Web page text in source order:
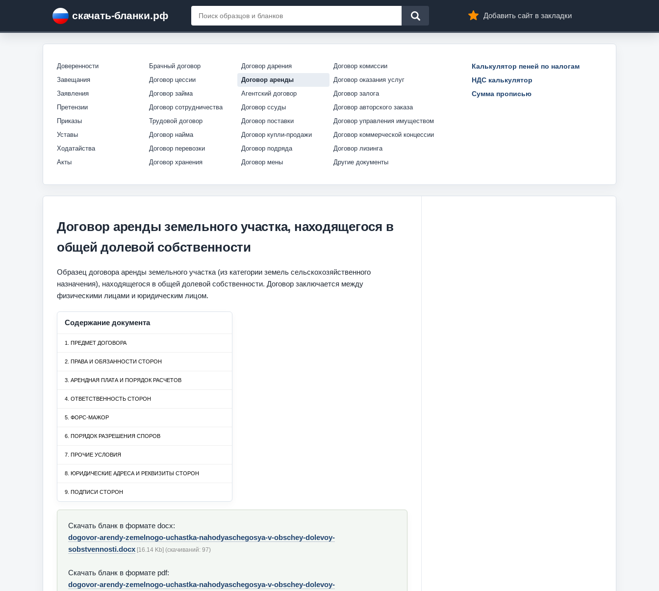
скачать-бланки.рф Добавить сайт в закладки
Доверенности
Завещания
Заявления
Претензии
Приказы
Уставы
Ходатайства
Акты
Брачный договор
Договор цессии
Договор займа
Договор сотрудничества
Трудовой договор
Договор найма
Договор перевозки
Договор хранения
Договор дарения
Договор аренды
Агентский договор
Договор ссуды
Договор поставки
Договор купли-продажи
Договор подряда
Договор мены
Договор комиссии
Договор оказания услуг
Договор залога
Договор авторского заказа
Договор управления имуществом
Договор коммерческой концессии
Договор лизинга
Другие документы
Калькулятор пеней по налогам
НДС калькулятор
Сумма прописью
Договор аренды земельного участка, находящегося в
общей долевой собственности
Образец договора аренды земельного участка (из категории земель сельскохозяйственного
назначения), находящегося в общей долевой собственности. Договор заключается между
физическими лицами и юридическим лицом.
Содержание документа
1. ПРЕДМЕТ ДОГОВОРА
2. ПРАВА И ОБЯЗАННОСТИ СТОРОН
3. АРЕНДНАЯ ПЛАТА И ПОРЯДОК РАСЧЕТОВ
4. ОТВЕТСТВЕННОСТЬ СТОРОН
5. ФОРС-МАЖОР
6. ПОРЯДОК РАЗРЕШЕНИЯ СПОРОВ
7. ПРОЧИЕ УСЛОВИЯ
8. ЮРИДИЧЕСКИЕ АДРЕСА И РЕКВИЗИТЫ СТОРОН
9. ПОДПИСИ СТОРОН
Скачать бланк в формате docx:
dogovor-arendy-zemelnogo-uchastka-nahodyaschegosya-v-obschey-dolevoy-
sobstvennosti.docx [16.14 Kb] (cкачиваний: 97)
Скачать бланк в формате pdf:
dogovor-arendy-zemelnogo-uchastka-nahodyaschegosya-v-obschey-dolevoy-